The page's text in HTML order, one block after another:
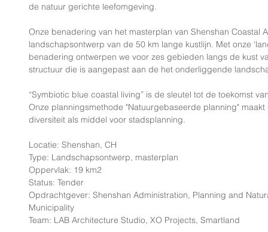
de natuur gerichte leefomgeving.
Onze benadering van het masterplan van Shenshan Coastal
landschapsontwerp van de 50 km lange kustlijn. Met onze
benadering ontwerpen we voor zes gebieden langs de kust
structuur die is aangepast aan de het onderliggende
“Symbiotic blue coastal living” is de sleutel tot de toekomst
Onze planningsmethode "Natuurgebaseerde planning"
diversiteit als middel voor stadsplanning.
Locatie: Shenshan, CH
Type: Landschapsontwerp, masterplan
Oppervlak: 19 km2
Status: Tender
Opdrachtgever: Shenshan Administration, Planning and
Municipality
Team: LAB Architecture Studio, XO Projects, Smartland